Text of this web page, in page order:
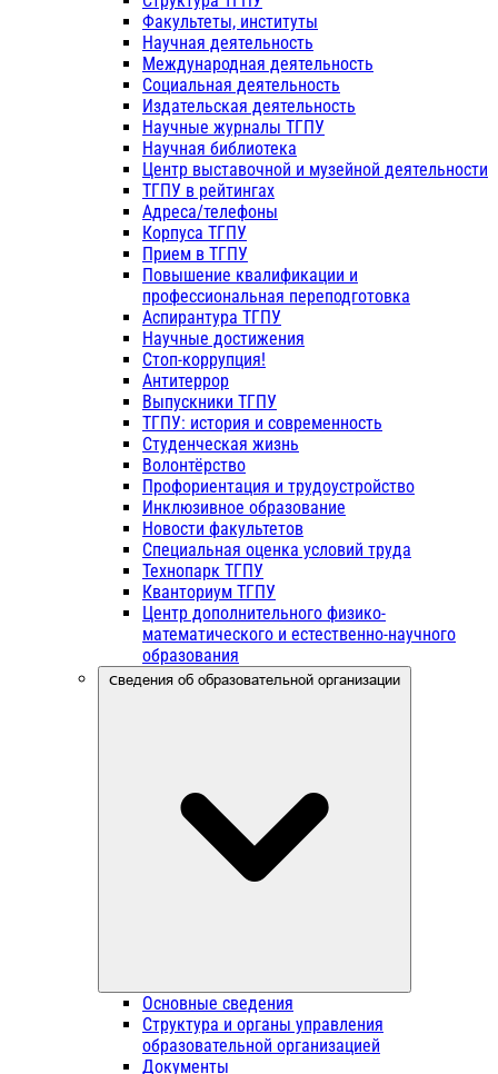
Факультеты, институты
Научная деятельность
Международная деятельность
Социальная деятельность
Издательская деятельность
Научные журналы ТГПУ
Научная библиотека
Центр выставочной и музейной деятельности
ТГПУ в рейтингах
Адреса/телефоны
Корпуса ТГПУ
Прием в ТГПУ
Повышение квалификации и
профессиональная переподготовка
Аспирантура ТГПУ
Научные достижения
Стоп-коррупция!
Антитеррор
Выпускники ТГПУ
ТГПУ: история и современность
Студенческая жизнь
Волонтёрство
Профориентация и трудоустройство
Инклюзивное образование
Новости факультетов
Специальная оценка условий труда
Технопарк ТГПУ
Кванториум ТГПУ
Центр дополнительного физико-
математического и естественно-научного
образования
Сведения об образовательной организации
Основные сведения
Структура и органы управления
образовательной организацией
Документы